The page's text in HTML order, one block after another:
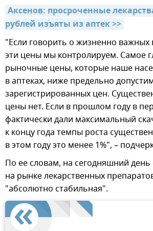
Аксенов: просроченные
рублей изъяты из аптек >>
"Если говорить о жизненно важных
эти цены мы контролируем. Самое
рыночные цены, которые наше
в аптеках, ниже предельно
зарегистрированных цен.
цены нет. Если в прошлом году в
фактически дали максимальный
к концу года темпы роста
в этом году это менее 1%", –
По ее словам, на сегодняшний день
на рынке лекарственных
"абсолютно стабильная".